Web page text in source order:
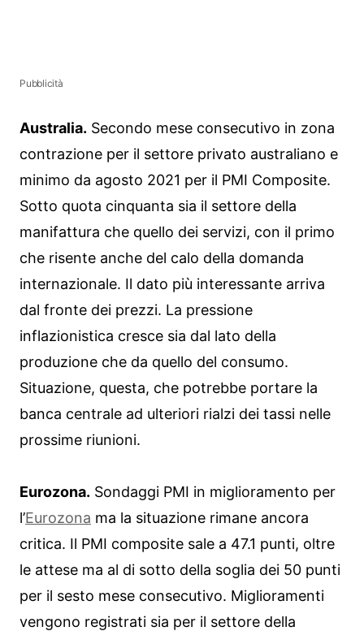
Pubblicità
Australia. Secondo mese consecutivo in zona
contrazione per il settore privato australiano e
minimo da agosto 2021 per il PMI Composite.
Sotto quota cinquanta sia il settore della
manifattura che quello dei servizi, con il primo
che risente anche del calo della domanda
internazionale. Il dato più interessante arriva
dal fronte dei prezzi. La pressione
inflazionistica cresce sia dal lato della
produzione che da quello del consumo.
Situazione, questa, che potrebbe portare la
banca centrale ad ulteriori rialzi dei tassi nelle
prossime riunioni.
Eurozona. Sondaggi PMI in miglioramento per
l’Eurozona ma la situazione rimane ancora
critica. Il PMI composite sale a 47.1 punti, oltre
le attese ma al di sotto della soglia dei 50 punti
per il sesto mese consecutivo. Miglioramenti
vengono registrati sia per il settore della